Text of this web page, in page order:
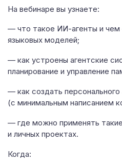
На вебинаре вы узнаете:
— что такое ИИ-агенты и чем
языковых моделей;
— как устроены агентские
планирование и управление
— как создать
(с минимальным написанием
— где можно применять
и личных проектах.
Когда: